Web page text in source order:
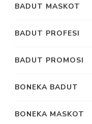
BADUT MASKOT
BADUT PROFESI
BADUT PROMOSI
BONEKA BADUT
BONEKA MASKOT